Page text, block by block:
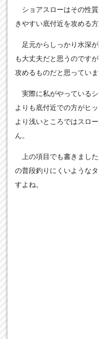
ショアスローはその性
きやすい底付近を攻める
足元からしっかり水深
も大丈夫だと思うのです
攻めるものだと思っていま
実際に私がやっている
よりも底付近での方がヒ
より浅いところではスロ
ん。
上の項目でも書きまし
の普段釣りにくいような
すよね。